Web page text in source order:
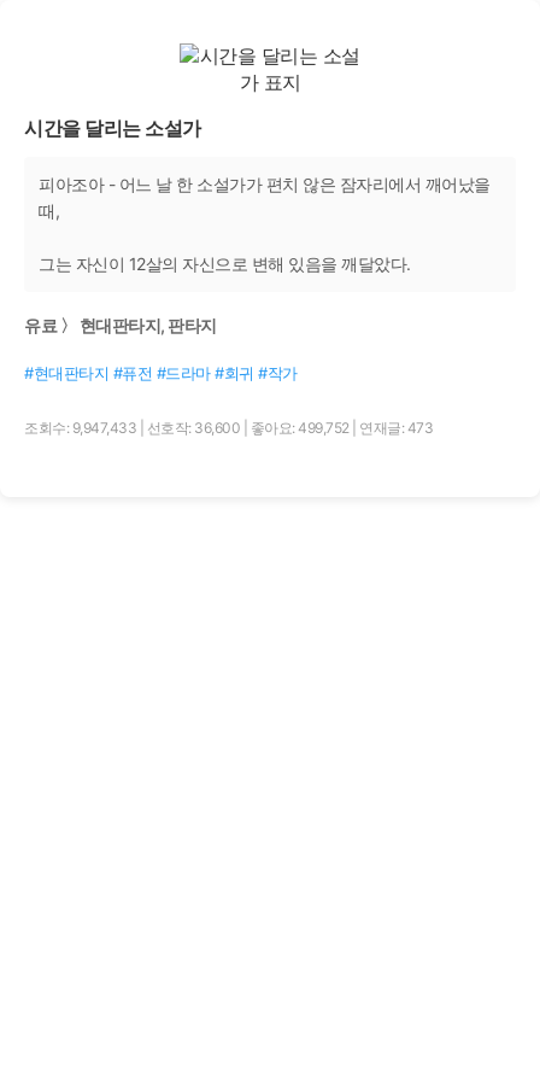
시간을 달리는 소설가
피아조아 - 어느 날 한 소설가가 편치 않은 잠자리에서 깨어났을
때,
그는 자신이 12살의 자신으로 변해 있음을 깨달았다.
유료 〉 현대판타지, 판타지
#현대판타지 #퓨전 #드라마 #회귀 #작가
조회수: 9,947,433 선호작: 36,600 좋아요: 499,752 연재글: 473